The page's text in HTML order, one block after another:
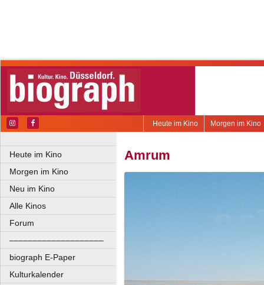
Morgen im Kino
Heute im Kino
Heute im Kino
Morgen im Kino
Neu im Kino
Alle Kinos
Forum
––––––––––––––––––––
biograph E-Paper
Kulturkalender
Amrum